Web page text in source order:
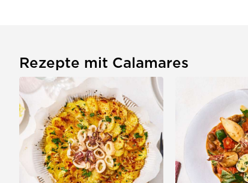
Rezepte mit Calamares